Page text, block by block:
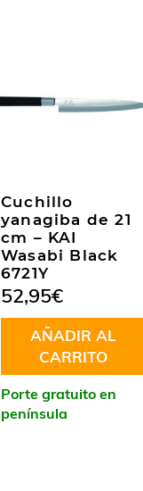
Cuchillo
yanagiba de 21
cm – KAI
Wasabi Black
6721Y
52,95€
AÑADIR AL
CARRITO
Porte gratuito en
península